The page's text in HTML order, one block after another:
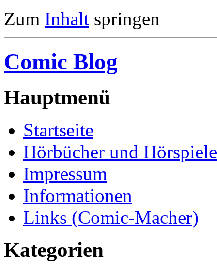
Zum Inhalt springen
Comic Blog
Hauptmenü
Startseite
Hörbücher und Hörspiele
Impressum
Informationen
Links (Comic-Macher)
Kategorien